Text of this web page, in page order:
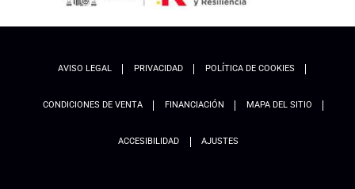
AVISO LEGAL PRIVACIDAD POLÍTICA DE COOKIES
CONDICIONES DE VENTA FINANCIACIÓN MAPA DEL SITIO
ACCESIBILIDAD AJUSTES